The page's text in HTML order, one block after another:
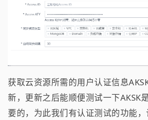
获取云资源所需的用户认证信息
新，更新之后能顺便测试一下AKSK
要的，为此我们有认证测试的功能